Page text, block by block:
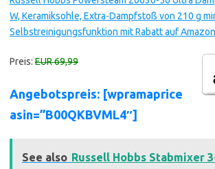
W, Keramiksohle, Extra-Dampfstoß von 210 g
Selbstreinigungsfunktion mit Rabatt auf
Preis: EUR 69,99
Angebotspreis: [wpramaprice
asin=”B00QKBVML4″]
See also Russell Hobbs Stabmixer